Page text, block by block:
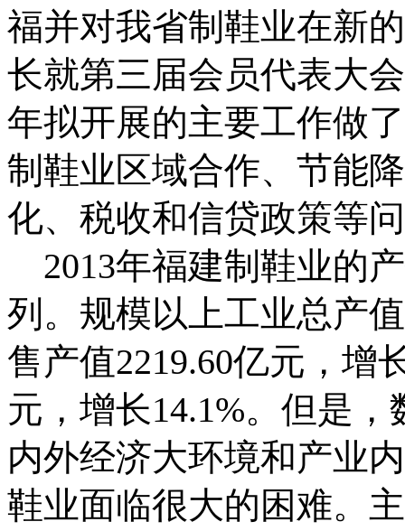
福并对我省制鞋业在新
长就第三届会员代表大
年拟开展的主要工作做
制鞋业区域合作、节能
化、税收和信贷政策等
2013年福建制鞋业的
列。规模以上工业总产值
售产值2219.60亿元，增
元，增长14.1%。但是，
内外经济大环境和产业
鞋业面临很大的困难。